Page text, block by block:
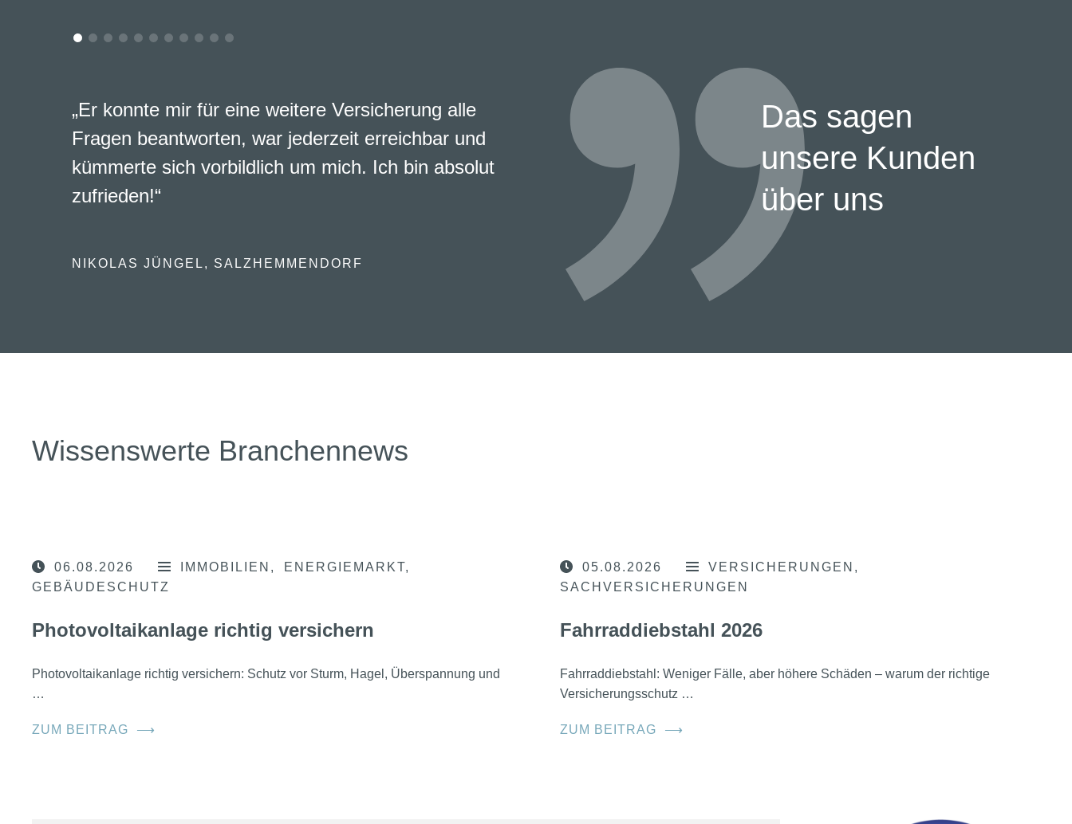
Das sagen
unsere Kunden
über uns
„Er konnte mir für eine weitere Versicherung alle
Fragen beantworten, war jederzeit erreichbar und
kümmerte sich vorbildlich um mich. Ich bin absolut
zufrieden!“
NIKOLAS JÜNGEL, SALZHEMMENDORF
Wissenswerte Branchennews
06.08.2026 IMMOBILIEN
ENERGIEMARKT
GEBÄUDESCHUTZ
Photovoltaikanlage richtig versichern
Photovoltaikanlage richtig versichern: Schutz vor Sturm, Hagel, Überspannung und
…
ZUM BEITRAG ⟶
05.08.2026
VERSICHERUNGEN
SACHVERSICHERUNGEN
Fahrraddiebstahl 2026
Fahrraddiebstahl: Weniger Fälle, aber höhere Schäden – warum der richtige
Versicherungsschutz …
ZUM BEITRAG ⟶